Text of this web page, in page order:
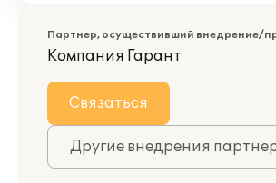
Партнер, осуществивший внедрение/
Компания Гарант
Связаться
Другие внедрения